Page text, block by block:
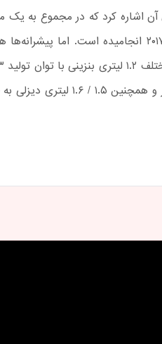
آن اشاره کرد که در مجموع به
و رانندگی لذت بخش با نیسان قشقشایی ۲۰۱۷ انجامیده است.
۱.۶ لیتری بنزینی با توان تولید ۱۶۱ اسب بخار و